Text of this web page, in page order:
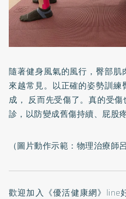
隨著健身風氣的風行，臀部肌
來越常見。以正確的姿勢訓練
成， 反而先受傷了。真的受
診，以防變成舊傷持續、屁股疼
（圖片動作示範：物理治療師
歡迎加入 《優活健康網》line